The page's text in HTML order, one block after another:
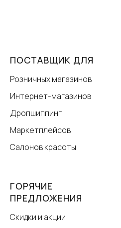
ПОСТАВЩИК ДЛЯ
Розничных магазинов
Интернет-магазинов
Дропшиппинг
Маркетплейсов
Салонов красоты
ГОРЯЧИЕ
ПРЕДЛОЖЕНИЯ
Скидки и акции